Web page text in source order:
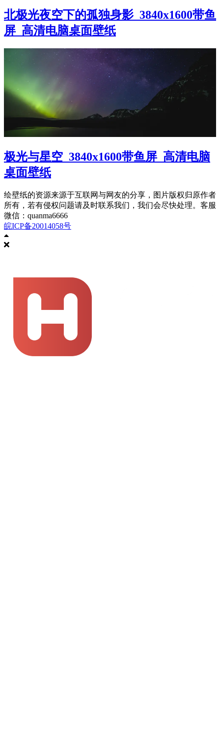
北极光夜空下的孤独身影_3840x1600带鱼
屏_高清电脑桌面壁纸
极光与星空_3840x1600带鱼屏_高清电脑
桌面壁纸
绘壁纸的资源来源于互联网与网友的分享，图片版权归原作者
所有，若有侵权问题请及时联系我们，我们会尽快处理。客服
微信：quanma6666
皖ICP备20014058号